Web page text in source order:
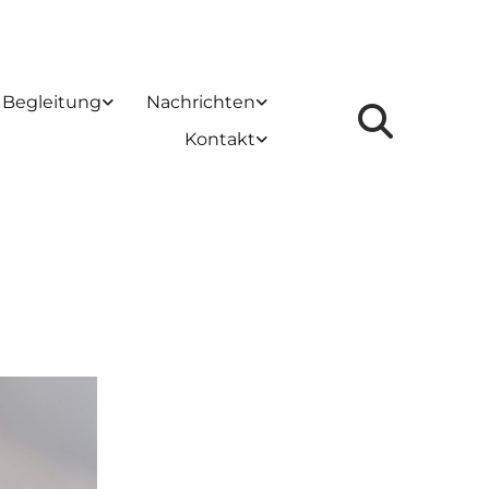
Begleitung
Nachrichten
Kontakt